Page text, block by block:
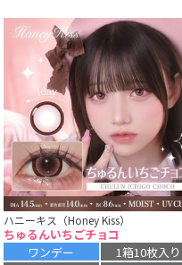
ハニーキス（Honey Kiss）
ちゅるんいちごチョコ
ワンデー
1箱10枚入り